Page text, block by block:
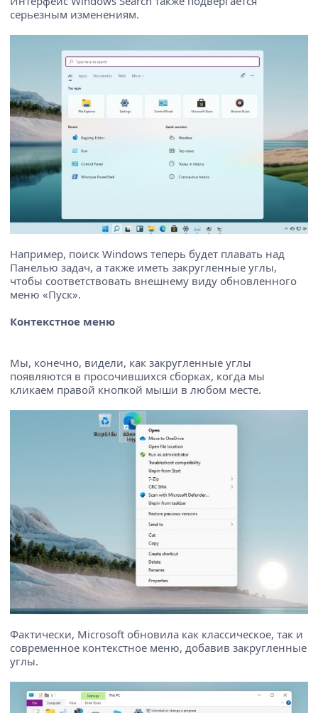
серьезным изменениям.
Например, поиск Windows теперь будет плавать над
Панелью задач, а также иметь закругленные углы,
чтобы соответствовать внешнему виду обновленного
меню «Пуск».
Контекстное меню
Мы, конечно, видели, как закругленные углы
появляются в просочившихся сборках, когда мы
кликаем правой кнопкой мыши в любом месте.
Фактически, Microsoft обновила как классическое, так и
современное контекстное меню, добавив закругленные
углы.